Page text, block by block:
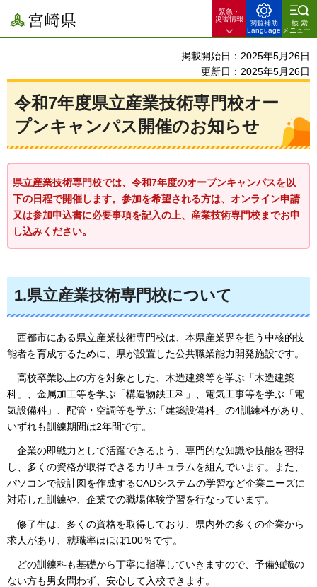
宮崎県
緊急・
災害情報
閲覧補助
Language
検索
メニュー
掲載開始日：2025年5月26日
更新日：2025年5月26日
令和7年度県立産業技術専門校オー
プンキャンパス開催のお知らせ
県立産業技術専門校では、令和7年度のオープンキャンパスを以
下の日程で開催します。 参加を希望される方は、オンライン申請
又は参加申込書に必要事項を記入の上、産業技術専門校までお申
し込みください。
1.県立産業技術専門校について
西都市にある県立産業技術専門校は、 本県産業界を担う中核的技
能者を育成するために、県が設置した公共職業能力開発施設です。
高校卒業以上の方を対象とした、木造建築等を学ぶ「木造建築
科」、金属加工等を学ぶ「構造物鉄工科」、電気工事等を学ぶ「電
気設備科」、配管・空調等を学ぶ「建築設備科」の4訓練科があり、
いずれも訓練期間は2年間です。
企業の即戦力として活躍できるよう、 専門的な知識や技能を習得
し、多くの資格が取得できるカリキュラムを組んでいます。また、
パソコンで設計図を作成するCADシステムの学習など企業ニーズに
対応した訓練や、企業での職場体験学習を行なっています。
修了生は 、多くの資格を取得しており、県内外の多くの企業から
求人があり、就職率はほぼ100％です。
どの訓練科も基礎から丁寧に指導していきますので、予備知識の
ない方も男女問わず、安心して入校できます。